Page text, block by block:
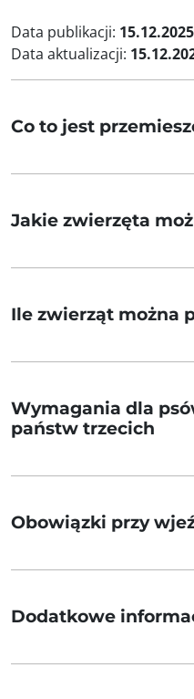
Data publikacji: 15.12.2025
Data aktualizacji:
Co to jest
Jakie zwierzęta
Ile zwierząt można
Wymagania dla
państw trzecich
Obowiązki przy
Dodatkowe